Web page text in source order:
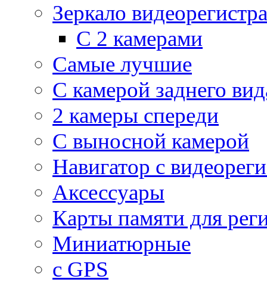
Зеркало
С 2 камерами
Самые лучшие
С камерой заднего
2 камеры спереди
С выносной камерой
Навигатор с
Аксессуары
Карты памяти для
Миниатюрные
с GPS